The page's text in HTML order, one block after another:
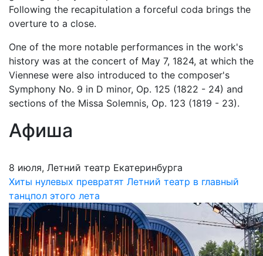
Following the recapitulation a forceful coda brings the
overture to a close.
One of the more notable performances in the work's
history was at the concert of May 7, 1824, at which the
Viennese were also introduced to the composer's
Symphony No. 9 in D minor, Op. 125 (1822 - 24) and
sections of the Missa Solemnis, Op. 123 (1819 - 23).
Афиша
8 июля, Летний театр Екатеринбурга
Хиты нулевых превратят Летний театр в главный
танцпол этого лета